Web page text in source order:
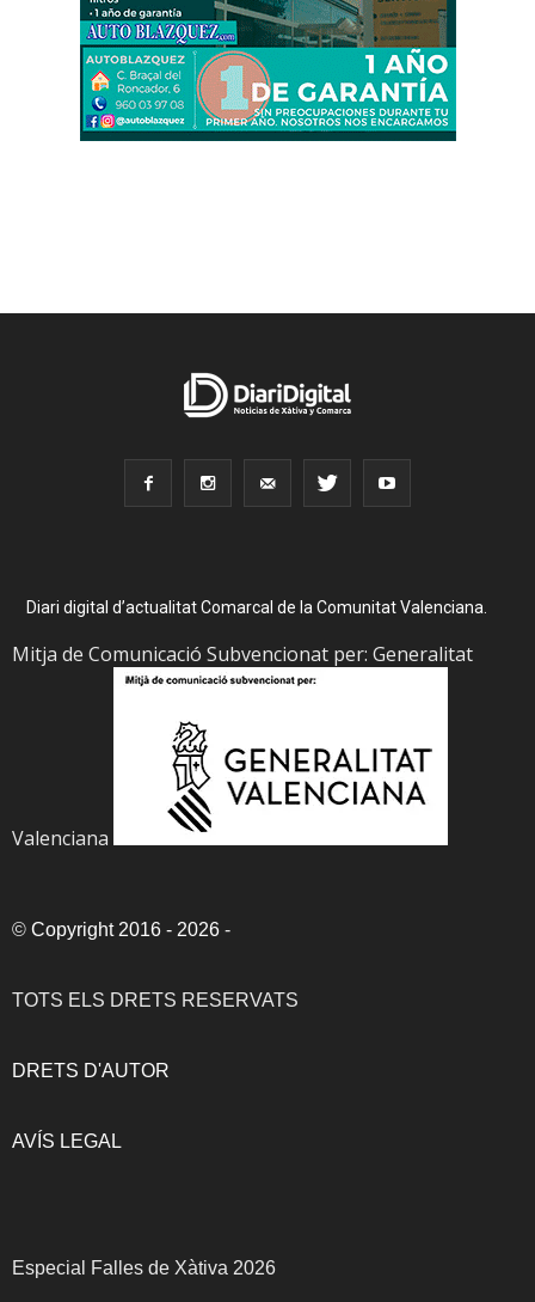
Diari digital d’actualitat Comarcal de la Comunitat Valenciana.
Mitja de Comunicació Subvencionat per: Generalitat
Valenciana
© Copyright 2016 - 2026 -
TOTS ELS DRETS RESERVATS
DRETS D'AUTOR
AVÍS LEGAL
Especial Falles de Xàtiva 2026